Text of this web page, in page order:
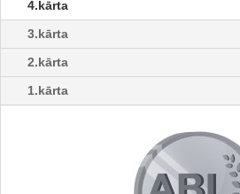
4.kārta
3.kārta
2.kārta
1.kārta